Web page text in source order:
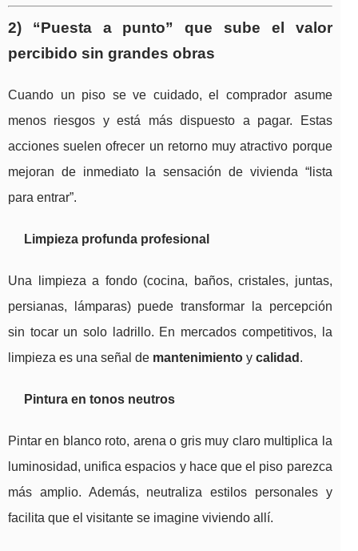
2) “Puesta a punto” que sube el valor
percibido sin grandes obras
Cuando un piso se ve cuidado, el comprador asume
menos riesgos y está más dispuesto a pagar. Estas
acciones suelen ofrecer un retorno muy atractivo porque
mejoran de inmediato la sensación de vivienda “lista
para entrar”.
Limpieza profunda profesional
Una limpieza a fondo (cocina, baños, cristales, juntas,
persianas, lámparas) puede transformar la percepción
sin tocar un solo ladrillo. En mercados competitivos, la
limpieza es una señal de mantenimiento y calidad .
Pintura en tonos neutros
Pintar en blanco roto, arena o gris muy claro multiplica la
luminosidad, unifica espacios y hace que el piso parezca
más amplio. Además, neutraliza estilos personales y
facilita que el visitante se imagine viviendo allí.